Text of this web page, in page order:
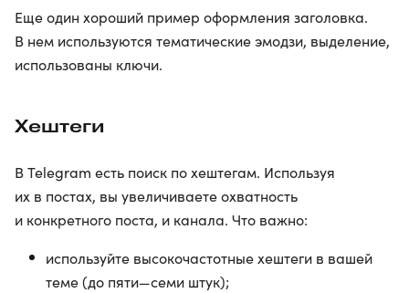
Еще один хороший пример оформления заголовка.
В нем используются тематические эмодзи, выделение,
использованы ключи.
Хештеги
В Telegram есть поиск по хештегам. Используя
их в постах, вы увеличиваете охватность
и конкретного поста, и канала. Что важно:
используйте высокочастотные хештеги в вашей
теме (до пяти—семи штук);